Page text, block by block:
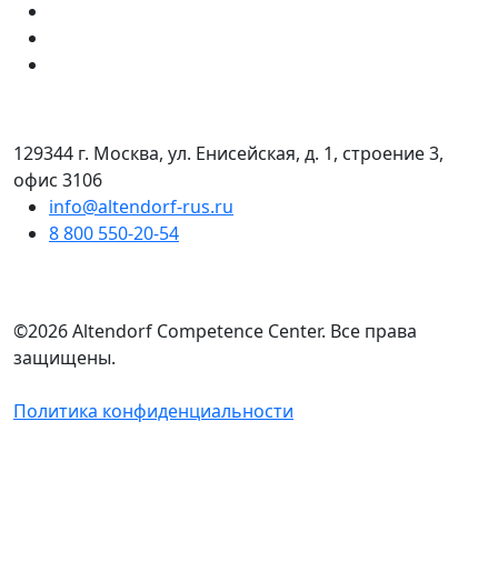
129344 г. Москва, ул. Енисейская, д. 1, строение 3,
офис 3106
info@altendorf-rus.ru
8 800 550-20-54
©2026 Altendorf Сompetence Сenter. Все права
защищены.
Политика конфиденциальности